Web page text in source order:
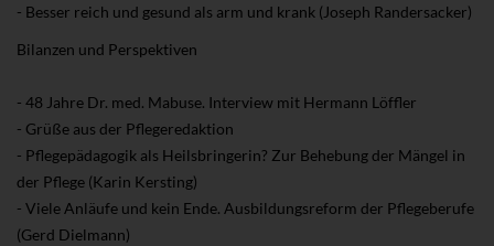
- Besser reich und gesund als arm und krank (Joseph Randersacker)
Bilanzen und Perspektiven
- 48 Jahre Dr. med. Mabuse. Interview mit Hermann Löffler
- Grüße aus der Pflegeredaktion
- Pflegepädagogik als Heilsbringerin? Zur Behebung der Mängel in
der Pflege (Karin Kersting)
- Viele Anläufe und kein Ende. Ausbildungsreform der Pflegeberufe
(Gerd Dielmann)